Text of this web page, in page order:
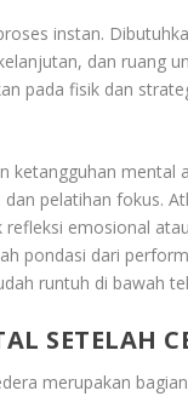
instan.
dan ruang
pada fisik dan
mental
pelatihan fokus.
emosional
pondasi dari
runtuh di bawah
SETELAH
merupakan